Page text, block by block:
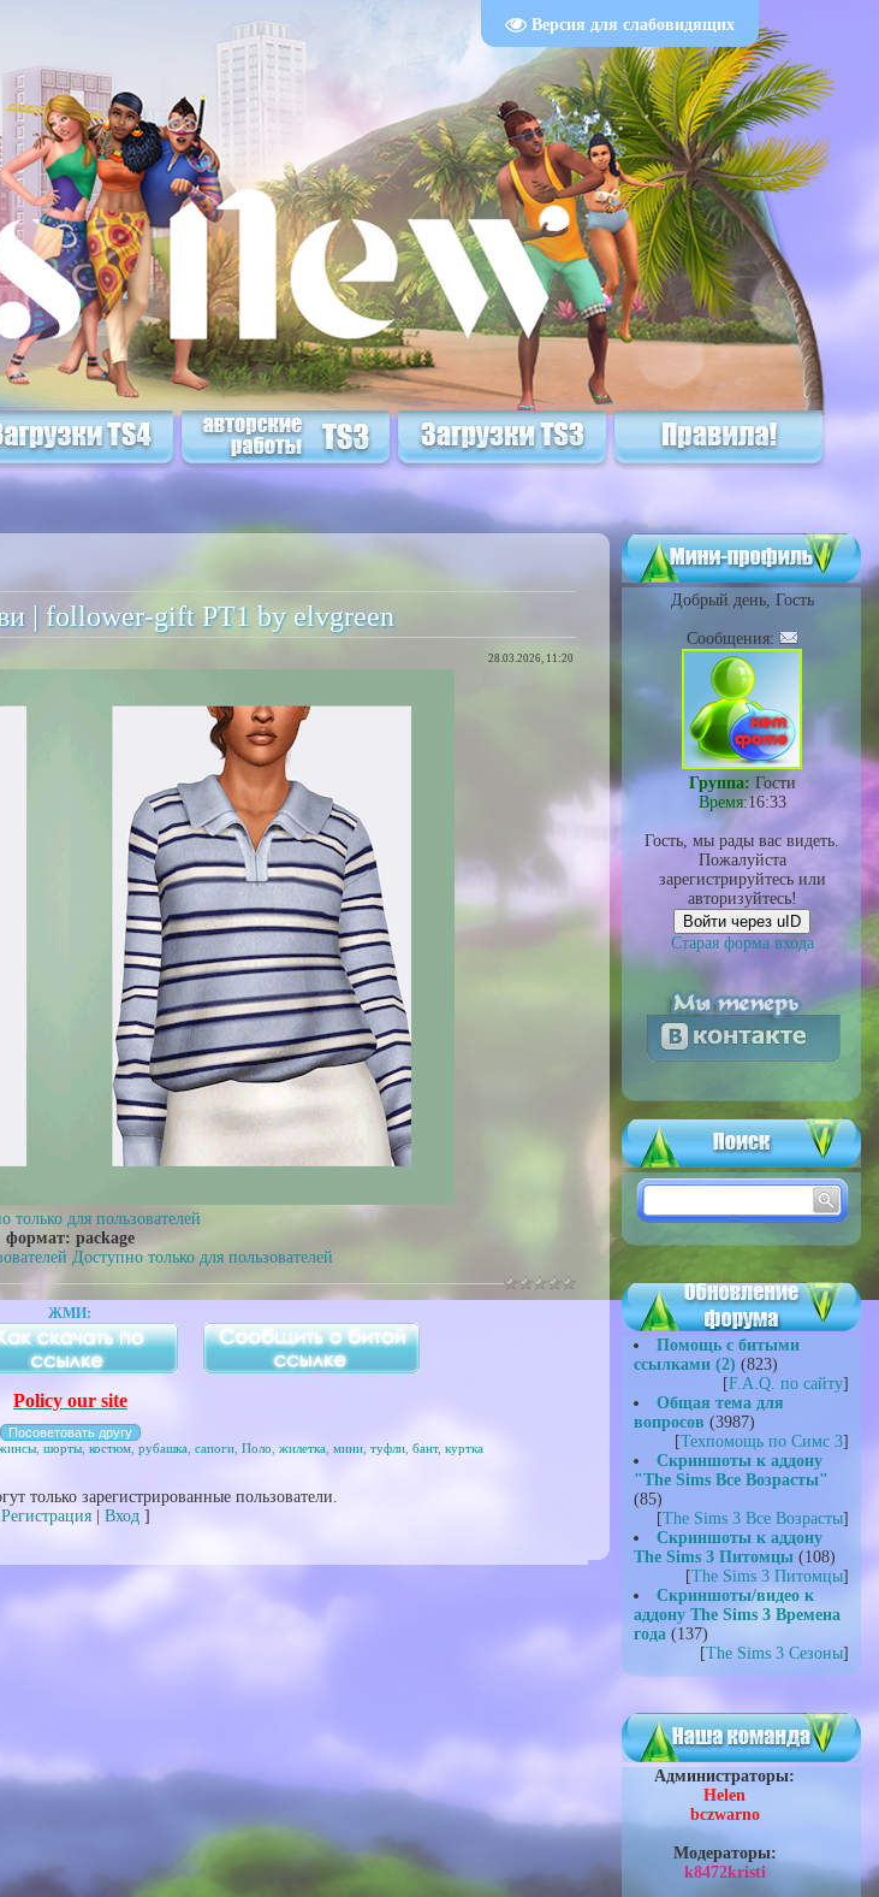
Версия для слабовидящих
| follower-gift PT1 by elvgreen
28.03.2026, 11:20
только для пользователей
формат: package
Доступно только для пользователей
ЖМИ:
Policy our site
,шорты ,костюм ,рубашка ,сапоги ,Поло ,жилетка ,мини ,туфли ,бант,куртка
только зарегистрированные пользователи.
Регистрация| Вход]
Добрый день, Гость
Сообщения:
Группа: Гости
Время:16:33
Гость, мы рады вас видеть.
Пожалуйста
зарегистрируйтесь или
авторизуйтесь!
Войти через uID
Старая форма входа
Помощь с битыми
ссылками (2) (823)
[F.A.Q. по сайту]
Общая тема для
вопросов (3987)
[Техпомощь по Симс 3]
Скриншоты к аддону
"The Sims Все Возрасты"
(85)
[The Sims 3 Все Возрасты]
Скриншоты к аддону
The Sims 3 Питомцы (108)
[The Sims 3 Питомцы]
Скриншоты/видео к
аддону The Sims 3 Времена
года (137)
[The Sims 3 Сезоны]
Администраторы:
Helen
bczwarno
Модераторы:
k8472kristi